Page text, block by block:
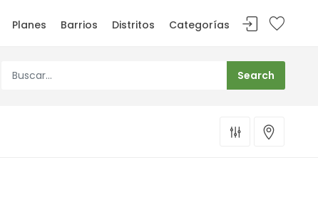
Planes Barrios Distritos Categorías